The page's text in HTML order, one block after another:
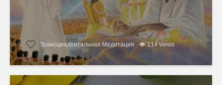
Трансцендентальная Медитация 114 views